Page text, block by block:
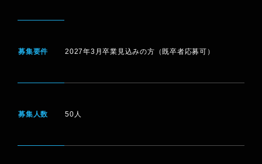
募集要件 2027年3月卒業見込みの方（既卒者応募可）
募集人数 50人